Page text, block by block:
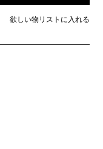
欲しい物リストに入れる